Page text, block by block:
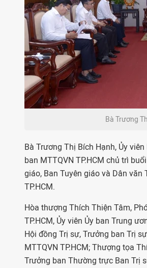
Bà Trương
Bà Trương Thị Bích Hạnh, Ủy
ban MTTQVN TP.HCM chủ trì
giáo, Ban Tuyên giáo và Dân văn
TP.HCM.
Hòa thượng Thích Thiện Tâm,
TP.HCM, Ủy viên Ủy ban Trung
Hội đồng Trị sự, Trưởng ban Trị
MTTQVN TP.HCM; Thượng tọa
Trưởng ban Thường trực Ban Trị